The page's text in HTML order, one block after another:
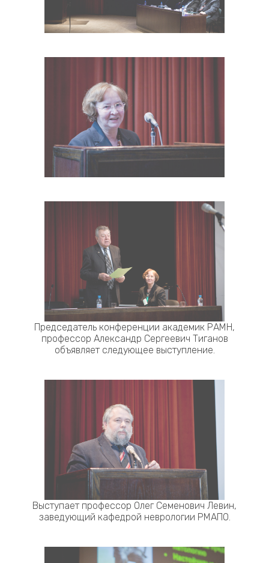
Председатель конференции академик РАМН,
профессор Александр Сергеевич Тиганов
объявляет следующее выступление.
Выступает профессор Олег Семенович Левин,
заведующий кафедрой неврологии РМАПО.